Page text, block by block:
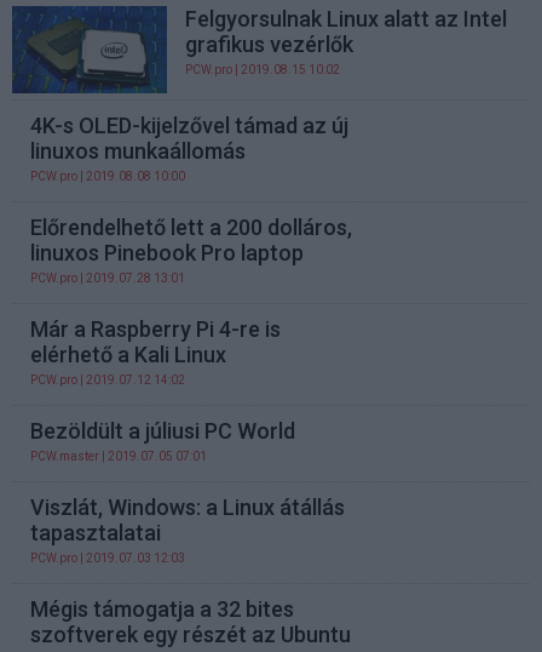
Felgyorsulnak Linux alatt az Intel
grafikus vezérlők
PCW.pro | 2019.08.15 10:02
4K-s OLED-kijelzővel támad az új
linuxos munkaállomás
Előrendelhető lett a 200 dolláros,
linuxos Pinebook Pro laptop
Már a Raspberry Pi 4-re is
elérhető a Kali Linux
Bezöldült a júliusi PC World
PCW.pro| 2019.07.03 12:03